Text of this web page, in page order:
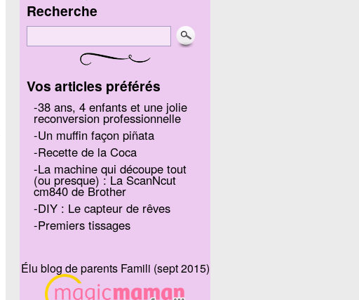
Recherche
Vos articles préférés
38 ans, 4 enfants et une jolie
reconversion professionnelle
Un muffin façon piñata
Recette de la Coca
La machine qui découpe tout
(ou presque) : La ScanNcut
cm840 de Brother
DIY : Le capteur de rêves
Premiers tissages
Élu blog de parents Famili (sept 2015)